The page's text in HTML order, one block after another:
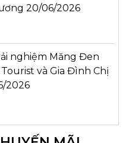
20/06/2026
nghiệm Măng Đen
và Gia Đình Chị
2026